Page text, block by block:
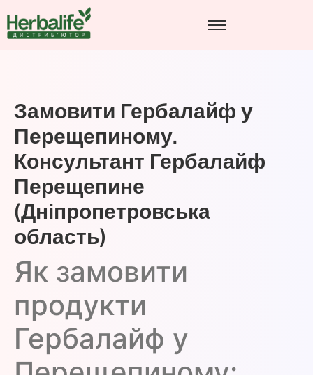
Замовити Гербалайф у
Перещепиному.
Консультант Гербалайф
Перещепине
(Дніпропетровська
область)
Як замовити
продукти
Гербалайф у